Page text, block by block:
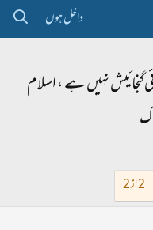
داخل ہوں
نہیں ہے ، اسلام
ک
2 از 2